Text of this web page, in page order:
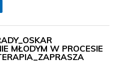
MŁODYM W PROCESIE